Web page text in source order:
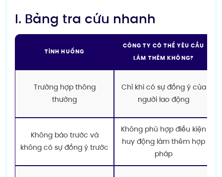
I. Bảng tra cứu nhanh
TÌNH HUỐNG
CÔNG TY CÓ THỂ YÊU CẦU
LÀM THÊM KHÔNG?
Trường hợp thông
thường
Chỉ khi có sự đồng ý của
người lao động
Không báo trước và
không có sự đồng ý trước
Không phù hợp điều kiện
huy động làm thêm hợp
pháp